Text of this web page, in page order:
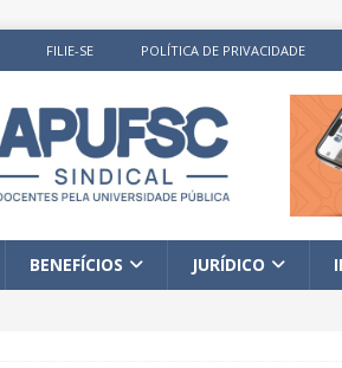
FILIE-SE POLÍTICA DE PRIVACIDADE
BENEFÍCIOS JURÍDICO